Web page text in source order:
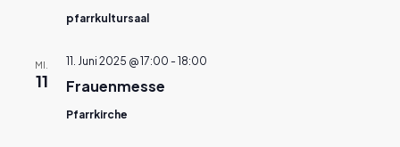
pfarrkultursaal
MI.
11 Frauenmesse
11. Juni 2025 @ 17:00 - 18:00
Pfarrkirche